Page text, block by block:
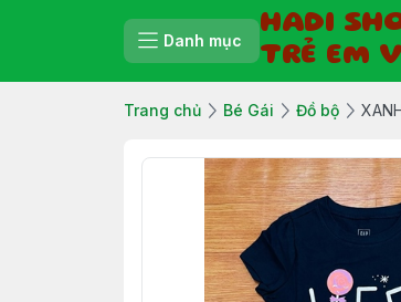
Danh mục
HADI
TRẺ EM
Trang chủ Bé Gái Đồ bộ